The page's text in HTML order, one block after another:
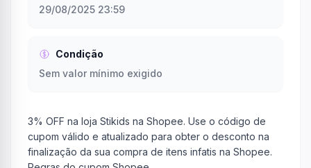
29/08/2025 23:59
Condição
Sem valor mínimo exigido
3% OFF na loja Stikids na Shopee. Use o código de
cupom válido e atualizado para obter o desconto na
finalização da sua compra de itens infatis na Shopee.